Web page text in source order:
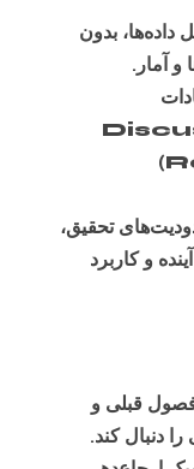
داده‌ها، بدون
و آمار.
تحقیق،
و کاربرد
قبلی و
دنبال کند.